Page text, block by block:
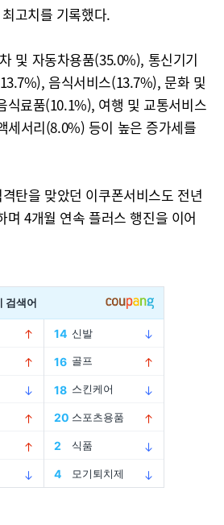
고치를 기록했다.
및 자동차용품(35.0%), 통신기기
음식서비스(13.7%), 문화 및
식료품(10.1%), 여행 및 교통서비스
세서리(8.0%) 등이 높은 증가세를
탄을 맞았던 이쿠폰서비스도 전년
며 4개월 연속 플러스 행진을 이어